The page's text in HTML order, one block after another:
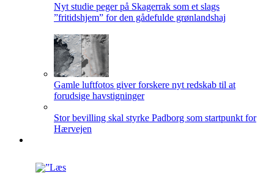
Nyt studie peger på Skagerrak som et slags
”fritidshjem” for den gådefulde grønlandshaj
Gamle luftfotos giver forskere nyt redskab til at
forudsige havstigninger
Stor bevilling skal styrke Padborg som startpunkt for
Hærvejen